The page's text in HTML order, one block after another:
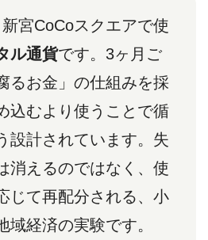
宮CoCoスクエアで使
ル通貨です。3ヶ月ご
るお金」の仕組みを採
込むより使うことで循
設計されています。失
消えるのではなく、使
じて再配分される、小
域経済の実験です。